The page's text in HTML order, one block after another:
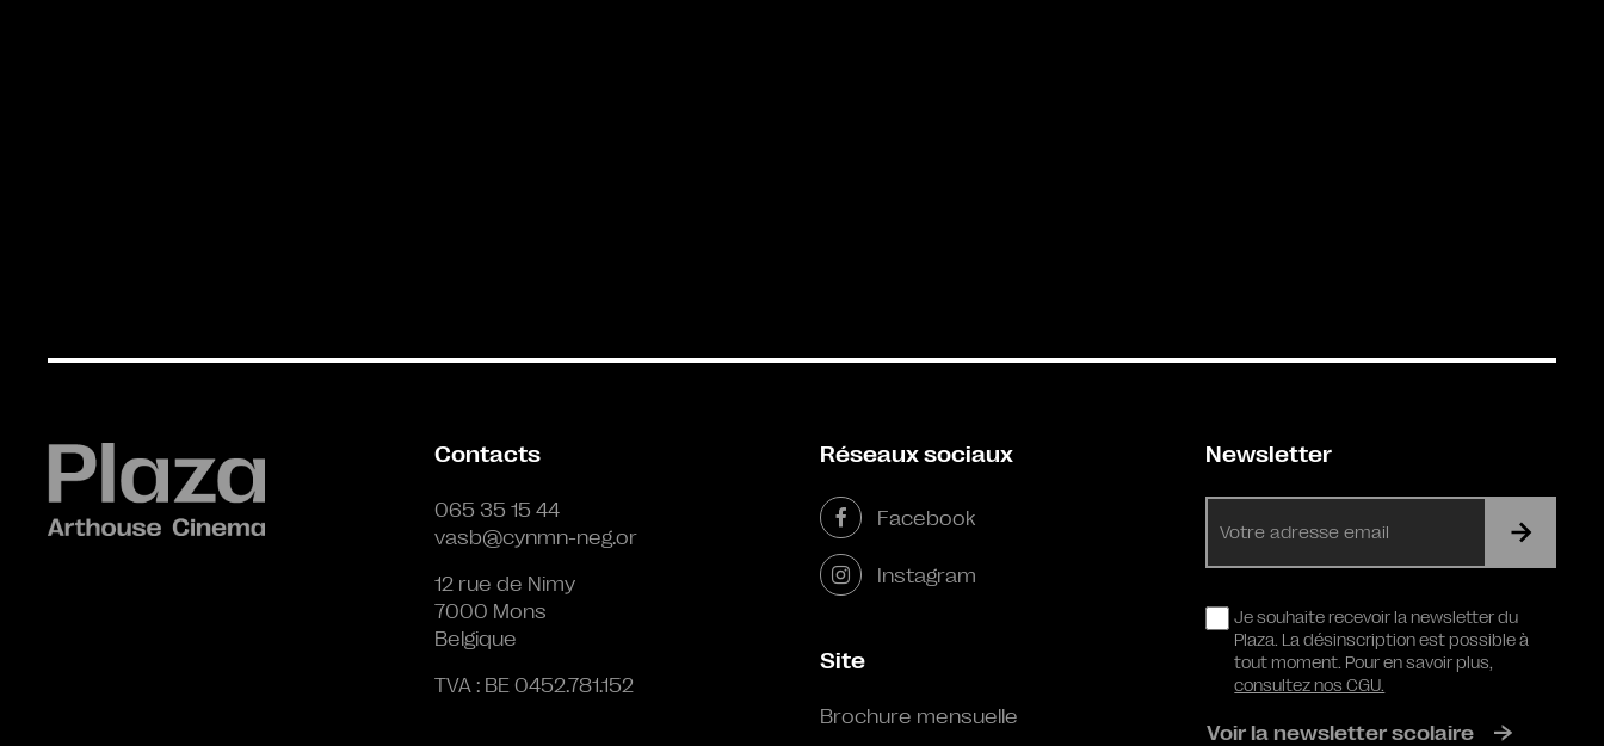
Contacts
065 35 15 44
vasb@cynmn-neg.or
12 rue de Nimy
7000 Mons
Belgique
TVA : BE 0452.781.152
Réseaux sociaux
Facebook
Instagram
Site
Brochure mensuelle
Newsletter
mail
RGPDJe souhaite recevoir la newsletter du
Plaza. La désinscription est possible à
tout moment. Pour en savoir plus,
consultez nos CGU.
Voir la newsletter scolaire